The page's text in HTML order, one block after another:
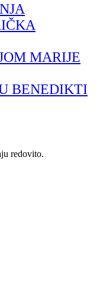
MARIJE
BENEDIKTI
redovito.